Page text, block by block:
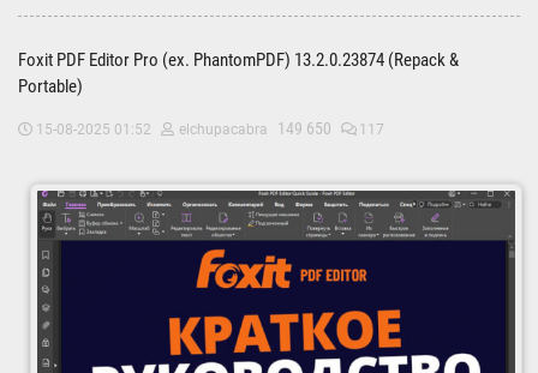
Foxit PDF Editor Pro (ex. PhantomPDF) 13.2.0.23874 (Repack &
Portable)
15-08-2025 01:52 elchupacabra 149 650 117